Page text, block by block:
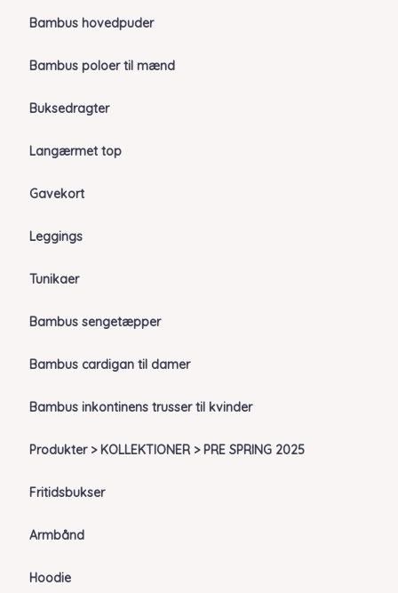
Bambus hovedpuder
Bambus poloer til mænd
Buksedragter
Langærmet top
Gavekort
Leggings
Tunikaer
Bambus sengetæpper
Bambus cardigan til damer
Bambus inkontinens trusser til kvinder
Produkter > KOLLEKTIONER > PRE SPRING 2025
Fritidsbukser
Armbånd
Hoodie